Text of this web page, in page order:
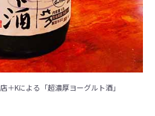
＋Kによる「超濃厚ヨーグルト酒」